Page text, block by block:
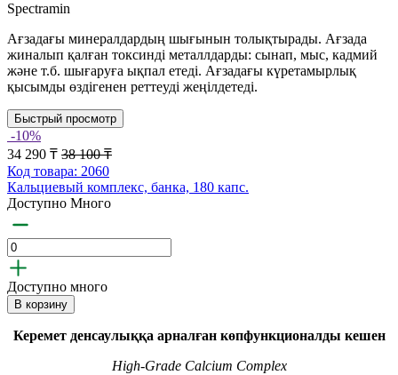
Spectramin
Ағзадағы минералдардың шығынын толықтырады. Ағзада
жиналып қалған токсинді металлдарды: сынап, мыс, кадмий
және т.б. шығаруға ықпал етеді. Ағзадағы күретамырлық
қысымды өздігенен реттеуді жеңілдетеді.
Быстрый просмотр
-10%
34 290 ₸ 38 100 ₸
Код товара: 2060
Кальциевый комплекс, банка, 180 капс.
Доступно Много
Доступно много
В корзину
Кереметденсаулыққа арналған көпфункционалды кешен
High-Grade Calcium Complex